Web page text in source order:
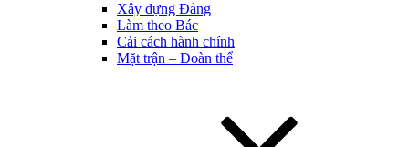
Xây dựng Đảng
Làm theo Bác
Cải cách hành chính
Mặt trận – Đoàn thể